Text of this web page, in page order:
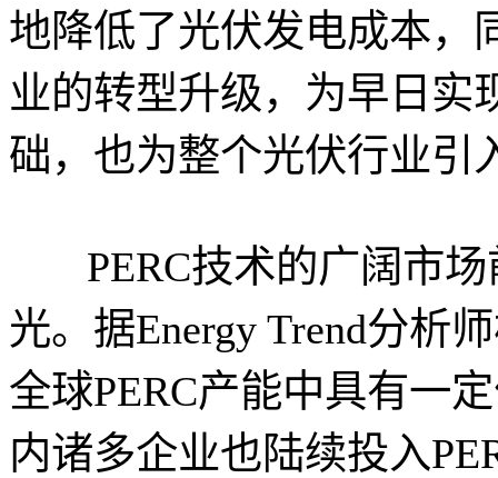
地降低了光伏发电成本，
业的转型升级，为早日实
础，也为整个光伏行业引
PERC技术的广阔市
光。据Energy Trend分析
全球PERC产能中具有一
内诸多企业也陆续投入